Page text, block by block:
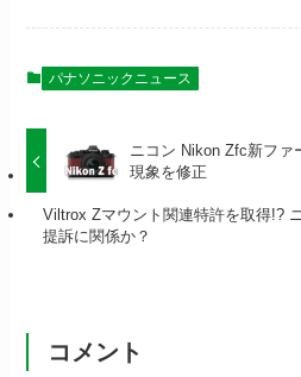
パナソニックニュース
ニコン Nikon Zfc新ファ
現象を修正
Viltrox Zマウント関連特許を取得!?
提訴に関係か？
コメント